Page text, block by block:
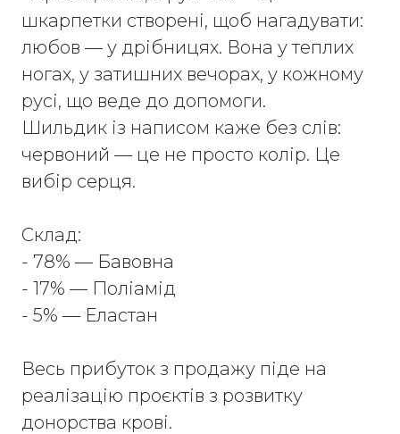
шкарпетки створені, щоб нагадувати:
любов — у дрібницях. Вона у теплих
ногах, у затишних вечорах, у кожному
русі, що веде до допомоги.
Шильдик із написом каже без слів:
червоний — це не просто колір. Це
вибір серця.
Склад:
- 78% — Бавовна
- 17% — Поліамід
- 5% — Еластан
Весь прибуток з продажу піде на
реалізацію проєктів з розвитку
донорства крові.